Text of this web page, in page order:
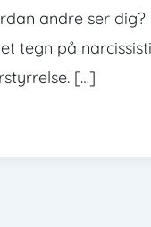
andre ser dig?
tegn på
[…]